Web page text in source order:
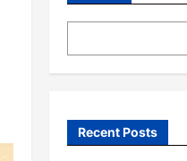
Recent Posts